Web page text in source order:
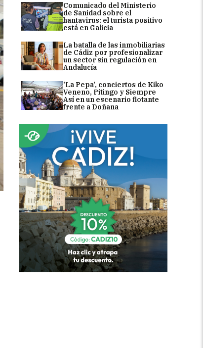
Comunicado del Ministerio
de Sanidad sobre el
hantavirus: el turista positivo
está en Galicia
La batalla de las inmobiliarias
de Cádiz por profesionalizar
un sector sin regulación en
Andalucía
'La Pepa', conciertos de Kiko
Veneno, Pitingo y Siempre
Así en un escenario flotante
frente a Doñana